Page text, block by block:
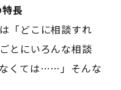
長――
「どこに相談すれ
とにいろんな相談
くては……」そんな